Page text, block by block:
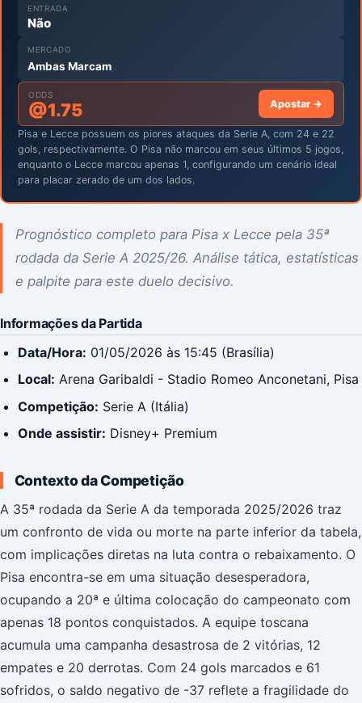
ENTRADA
Não
MERCADO
Ambas Marcam
ODDS
@1.75 Apostar →
Pisa e Lecce possuem os piores ataques da Serie A, com 24 e 22
gols, respectivamente. O Pisa não marcou em seus últimos 5 jogos,
enquanto o Lecce marcou apenas 1, configurando um cenário ideal
para placar zerado de um dos lados.
Prognóstico completo para Pisa x Lecce pela 35ª
rodada da Serie A 2025/26. Análise tática, estatísticas
e palpite para este duelo decisivo.
Informações da Partida
Data/Hora: 01/05/2026 às 15:45 (Brasília)
Local: Arena Garibaldi - Stadio Romeo Anconetani, Pisa
Competição: Serie A (Itália)
Onde assistir: Disney+ Premium
Contexto da Competição
A 35ª rodada da Serie A da temporada 2025/2026 traz
um confronto de vida ou morte na parte inferior da tabela,
com implicações diretas na luta contra o rebaixamento. O
Pisa encontra-se em uma situação desesperadora,
ocupando a 20ª e última colocação do campeonato com
apenas 18 pontos conquistados. A equipe toscana
acumula uma campanha desastrosa de 2 vitórias, 12
empates e 20 derrotas. Com 24 gols marcados e 61
sofridos, o saldo negativo de -37 reflete a fragilidade do